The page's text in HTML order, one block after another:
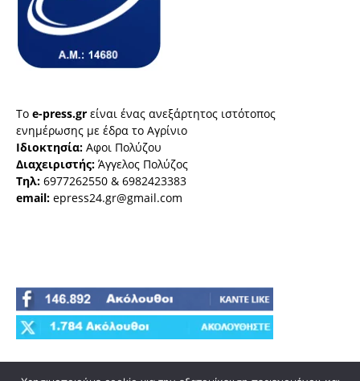
Το e-press.gr είναι ένας ανεξάρτητος ιστότοπος
ενημέρωσης με έδρα το Αγρίνιο
Ιδιοκτησία: Αφοι Πολύζου
Διαχειριστής: Άγγελος Πολύζος
Τηλ: 6977262550 & 6982423383
email: epress24.gr@gmail.com